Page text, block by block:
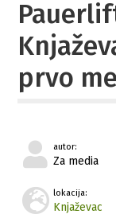
prvo
autor:
Za media
lokacija:
Knjaževac